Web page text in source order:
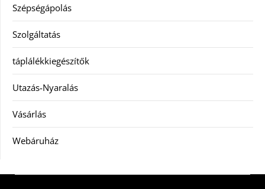
Szépségápolás
Szolgáltatás
táplálékkiegészítők
Utazás-Nyaralás
Vásárlás
Webáruház